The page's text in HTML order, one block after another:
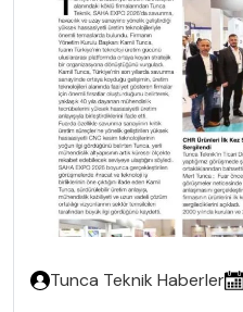
Tunca Teknik Haberler